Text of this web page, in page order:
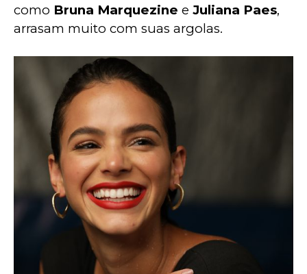
como Bruna Marquezine e Juliana Paes,
arrasam muito com suas argolas.